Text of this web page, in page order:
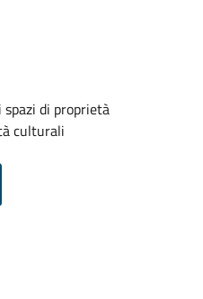
spazi di proprietà
culturali